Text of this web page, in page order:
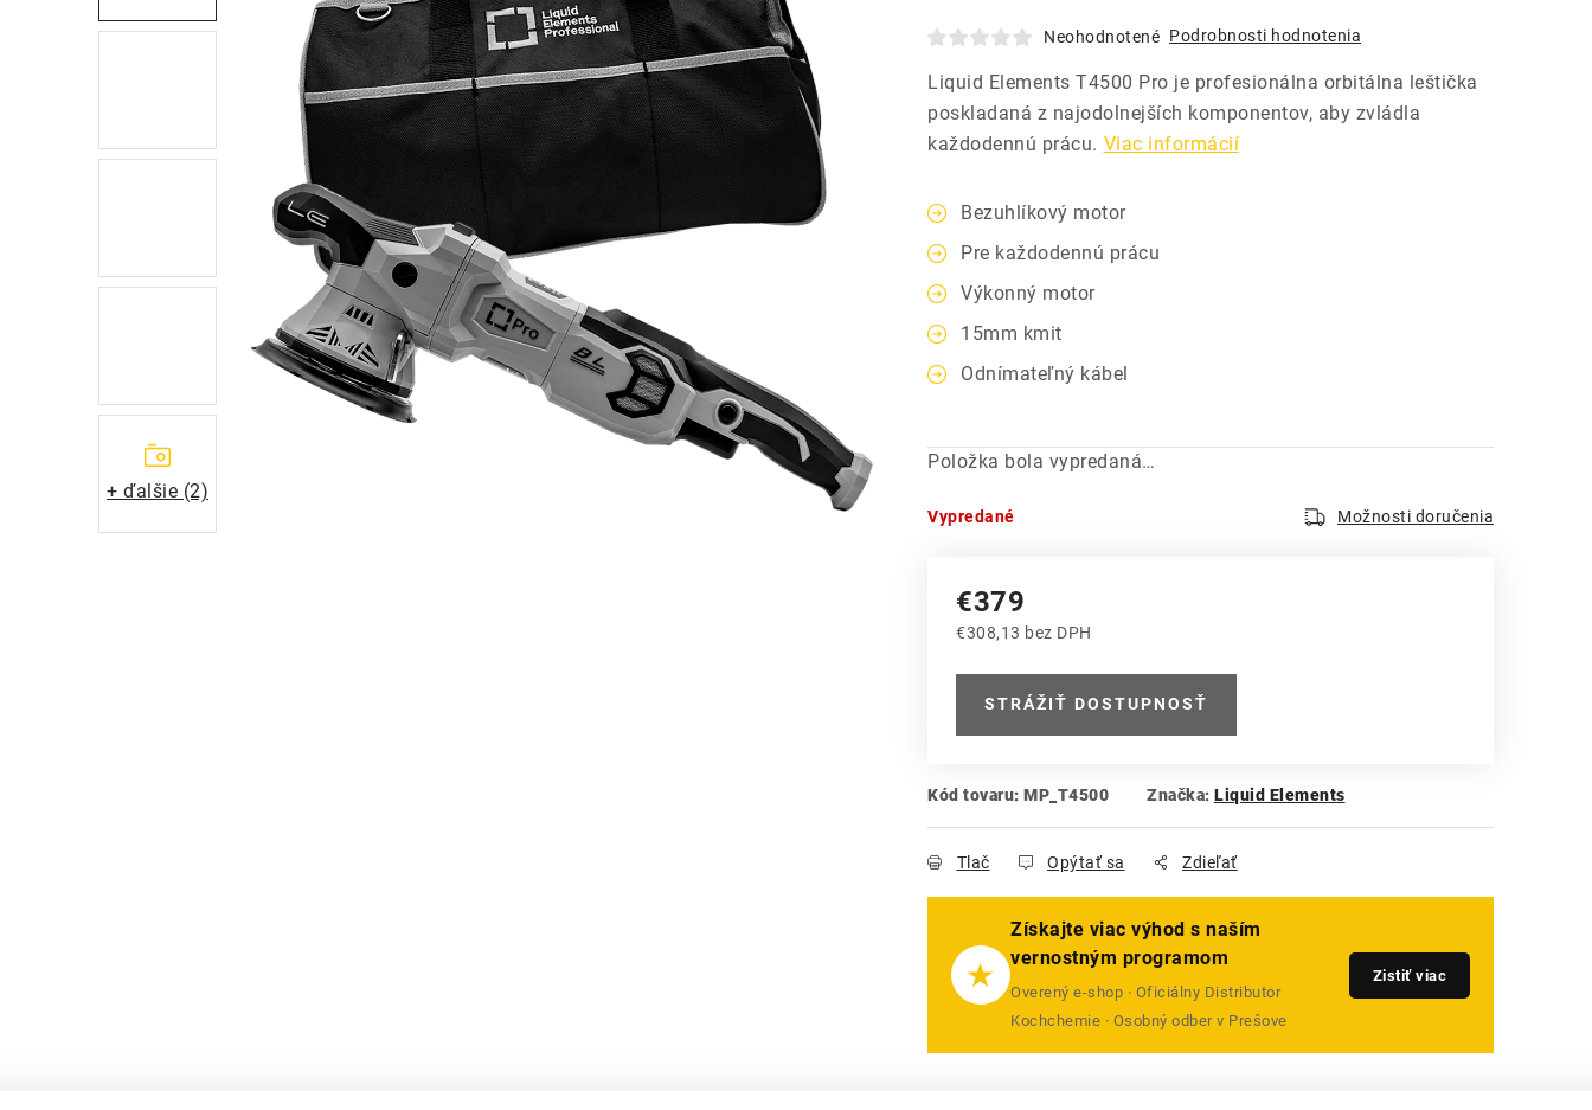
+ ďalšie (2)
Neohodnotené Podrobnosti hodnotenia
Liquid Elements T4500 Pro je profesionálna orbitálna leštička
poskladaná z najodolnejších komponentov, aby zvládla
každodennú prácu. Viac informácií
Bezuhlíkový motor
Pre každodennú prácu
Výkonný motor
15mm kmit
Odnímateľný kábel
Položka bola vypredaná…
Vypredané Možnosti doručenia
€379
€308,13 bez DPH
STRÁŽIŤ DOSTUPNOSŤ
Kód tovaru: MP_T4500 Značka: Liquid Elements
Tlač Opýtať sa Zdieľať
★
Získajte viac výhod s naším
vernostným programom
Overený e-shop · Oficiálny Distributor
Kochchemie · Osobný odber v Prešove
Zistiť viac